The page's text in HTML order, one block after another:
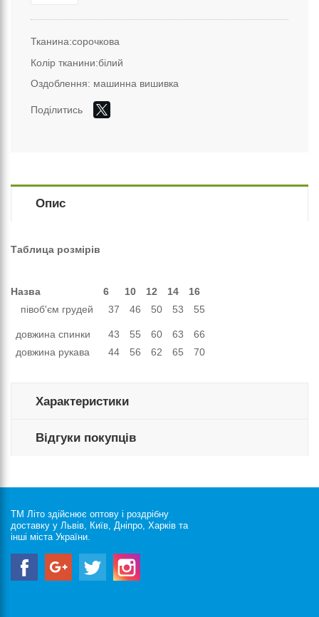
Тканина:сорочкова
Колір тканини:білий
Оздоблення: машинна вишивка
Поділитись
Опис
Таблица розмірів
Назва 6 10 12 14
16
півоб'єм грудей
37 46 50 53 55
довжина спинки 43 55 60 63
66
довжина рукава
44 56 62 65 70
Характеристики
Відгуки покупців
ТМ Літо здійснює оптову і роздрібну
доставку у Львів, Київ, Дніпро, Харків та
інші міста України.